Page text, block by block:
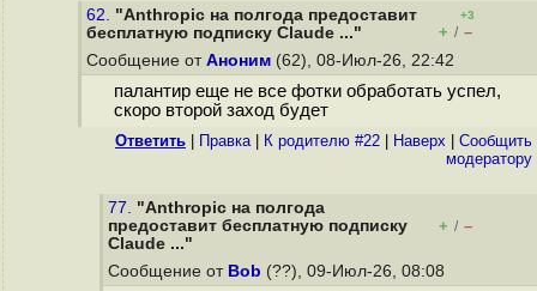
62. "Anthropic на полгода предоставит
бесплатную подписку Claude ..."
+3
+ / –
Сообщение от Аноним (62), 08-Июл-26, 22:42
палантир еще не все фотки обработать успел,
скоро второй заход будет
Ответить Правка| К родителю #22 Наверх
Cообщить
модератору
77. "Anthropic на полгода
предоставит бесплатную подписку
Claude ..."
+ / –
Сообщение от Bob (??), 09-Июл-26, 08:08